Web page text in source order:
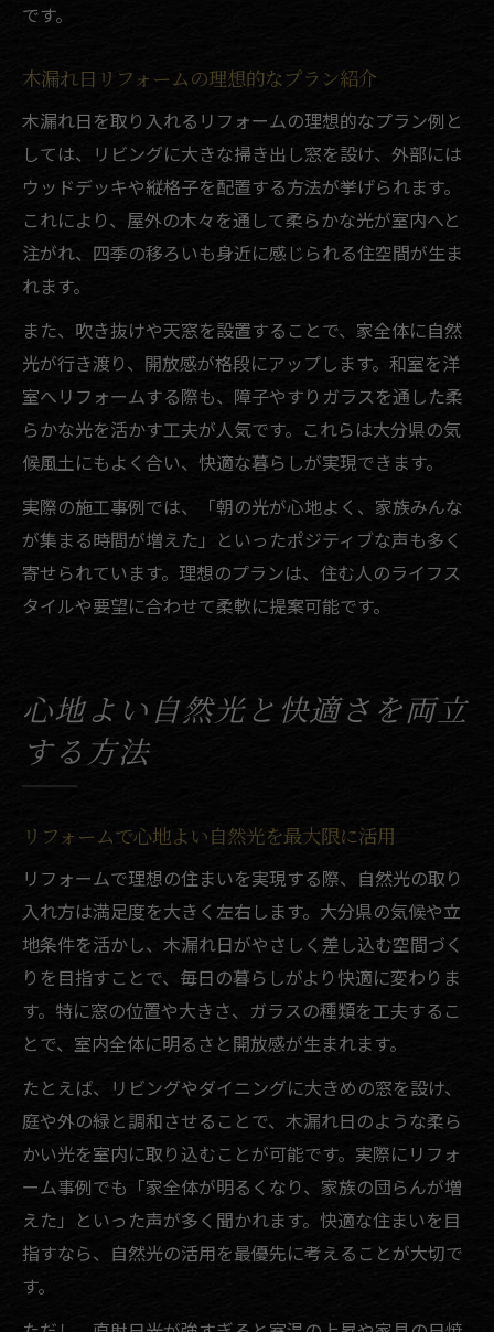
です。
木漏れ日リフォームの理想的なプラン紹介
木漏れ日を取り入れるリフォームの理想的なプラン例と
しては、リビングに大きな掃き出し窓を設け、外部には
ウッドデッキや縦格子を配置する方法が挙げられます。
これにより、屋外の木々を通して柔らかな光が室内へと
注がれ、四季の移ろいも身近に感じられる住空間が生ま
れます。
また、吹き抜けや天窓を設置することで、家全体に自然
光が行き渡り、開放感が格段にアップします。和室を洋
室へリフォームする際も、障子やすりガラスを通した柔
らかな光を活かす工夫が人気です。これらは大分県の気
候風土にもよく合い、快適な暮らしが実現できます。
実際の施工事例では、「朝の光が心地よく、家族みんな
が集まる時間が増えた」といったポジティブな声も多く
寄せられています。理想のプランは、住む人のライフス
タイルや要望に合わせて柔軟に提案可能です。
心地よい自然光と快適さを両立
する方法
リフォームで心地よい自然光を最大限に活用
リフォームで理想の住まいを実現する際、自然光の取り
入れ方は満足度を大きく左右します。大分県の気候や立
地条件を活かし、木漏れ日がやさしく差し込む空間づく
りを目指すことで、毎日の暮らしがより快適に変わりま
す。特に窓の位置や大きさ、ガラスの種類を工夫するこ
とで、室内全体に明るさと開放感が生まれます。
たとえば、リビングやダイニングに大きめの窓を設け、
庭や外の緑と調和させることで、木漏れ日のような柔ら
かい光を室内に取り込むことが可能です。実際にリフォ
ーム事例でも「家全体が明るくなり、家族の団らんが増
えた」といった声が多く聞かれます。快適な住まいを目
指すなら、自然光の活用を最優先に考えることが大切で
す。